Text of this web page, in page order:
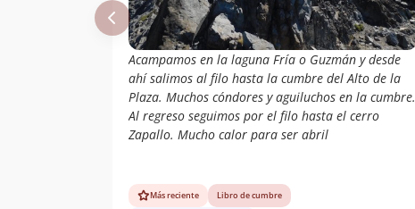
Acampamos en la laguna Fría o Guzmán y desde
ahí salimos al filo hasta la cumbre del Alto de la
Plaza. Muchos cóndores y aguiluchos en la cumbre.
Al regreso seguimos por el filo hasta el cerro
Zapallo. Mucho calor para ser abril
Más reciente
Libro de cumbre